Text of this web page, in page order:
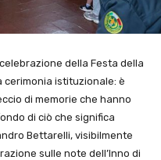
della Festa della
istituzionale: è
di memorie che hanno
di ciò che significa
Bettarelli, visibilmente
sulle note dell’Inno di